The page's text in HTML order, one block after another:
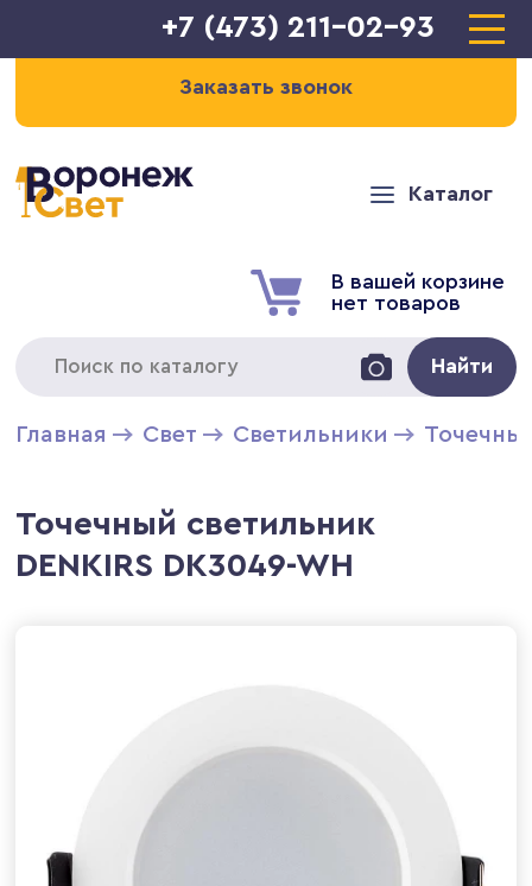
+7 (473) 211-02-93
Заказать звонок
Каталог
В вашей корзине
нет товаров
Найти
Главная Свет Светильники
Точечный светильник
DENKIRS DK3049-WH